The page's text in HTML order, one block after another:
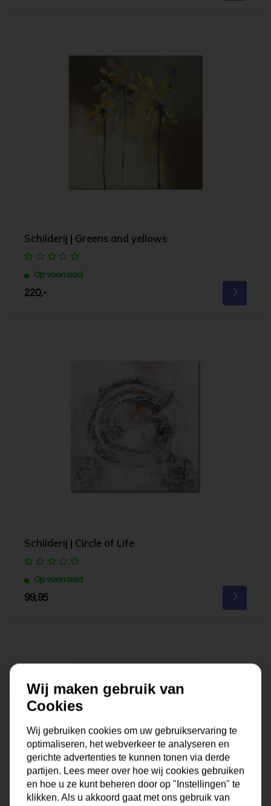
Schilderij | Greens and yellows
Op voorraad
220,-
Schilderij | Circle of Life
Op voorraad
99,95
Wij maken gebruik van
Cookies
Wij gebruiken cookies om uw gebruikservaring te
optimaliseren, het webverkeer te analyseren en
gerichte advertenties te kunnen tonen via derde
partijen. Lees meer over hoe wij cookies gebruiken
en hoe u ze kunt beheren door op "Instellingen" te
klikken. Als u akkoord gaat met ons gebruik van